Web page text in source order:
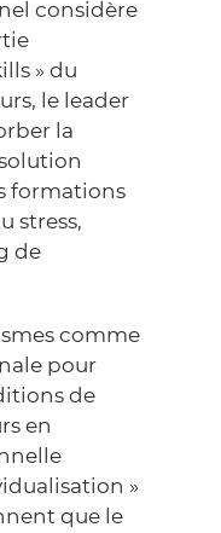
considère
» du
le leader
la
formations
stress,
de
comme
pour
de
en
»
que le